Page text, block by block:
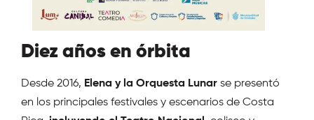
Diez años en órbita
Desde 2016, Elena y la Orquesta Lunar se presentó
en los principales festivales y escenarios de Costa